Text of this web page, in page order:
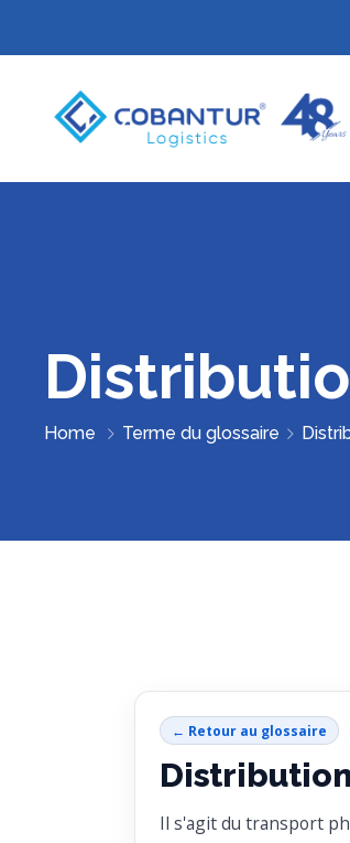
Home Terme du glossaire
← Retour au glossaire
Il s'agit du transport